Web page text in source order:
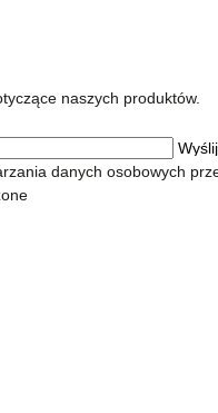
naszych produktów.
danych osobowych